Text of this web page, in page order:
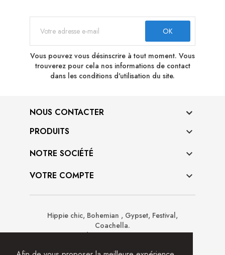
Vous pouvez vous désinscrire à tout moment. Vous
trouverez pour cela nos informations de contact
dans les conditions d'utilisation du site.
NOUS CONTACTER
PRODUITS

NOTRE SOCIÉTÉ 
VOTRE COMPTE 
Hippie chic, Bohemian , Gypset, Festival,
Coachella.
Prêt à porter de créateurs, accessoires, sacs,